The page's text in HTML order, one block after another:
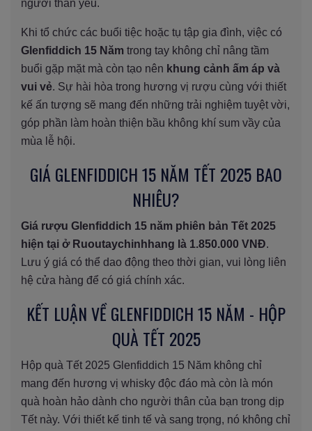
người thân yêu.
Khi tổ chức các buổi tiệc hoặc tụ tập gia đình, việc có
Glenfiddich 15 Năm trong tay không chỉ nâng tầm
buổi gặp mặt mà còn tạo nên khung cảnh ấm áp và
vui vẻ. Sự hài hòa trong hương vị rượu cùng với thiết
kế ấn tượng sẽ mang đến những trải nghiệm tuyệt vời,
góp phần làm hoàn thiện bầu không khí sum vầy của
mùa lễ hội.
GIÁ GLENFIDDICH 15 NĂM TẾT 2025 BAO
NHIÊU?
Giá rượu Glenfiddich 15 năm phiên bản Tết 2025
hiện tại ở Ruoutaychinhhang là 1.850.000 VNĐ.
Lưu ý giá có thể dao động theo thời gian, vui lòng liên
hệ cửa hàng để có giá chính xác.
KẾT LUẬN VỀ GLENFIDDICH 15 NĂM - HỘP
QUÀ TẾT 2025
Hộp quà Tết 2025 Glenfiddich 15 Năm không chỉ
mang đến hương vị whisky độc đáo mà còn là món
quà hoàn hảo dành cho người thân của bạn trong dịp
Tết này. Với thiết kế tinh tế và sang trọng, nó không chỉ